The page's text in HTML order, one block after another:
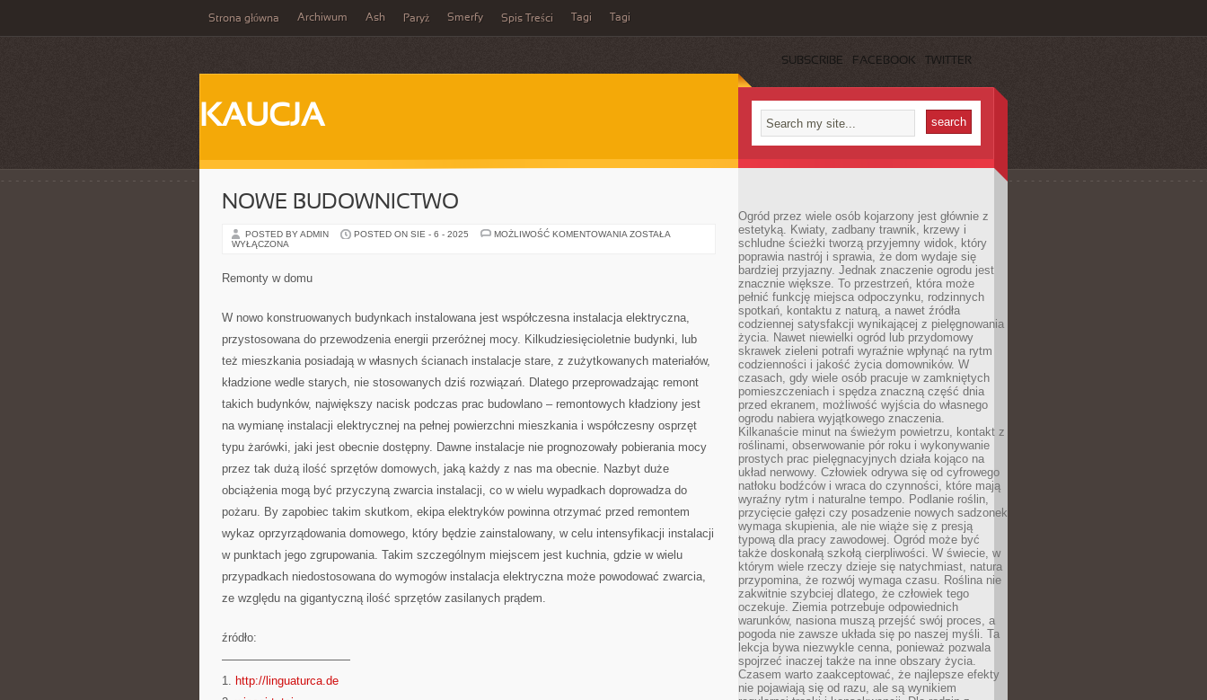
Strona główna Archiwum Ash Paryż Smerfy Spis Treści Tagi Tagi
SUBSCRIBE FACEBOOK TWITTER
KAUCJA
NOWE BUDOWNICTWO
POSTED BY ADMIN POSTED ON SIE - 6 - 2025 MOŻLIWOŚĆ KOMENTOWANIA NOWE
ZOSTAŁA
WYŁĄCZONA
Remonty w domu
W nowo konstruowanych budynkach instalowana jest współczesna instalacja elektryczna,
przystosowana do przewodzenia energii przeróżnej mocy. Kilkudziesięcioletnie budynki, lub
też mieszkania posiadają w własnych ścianach instalacje stare, z zużytkowanych materiałów,
kładzione wedle starych, nie stosowanych dziś rozwiązań. Dlatego przeprowadzając remont
takich budynków, największy nacisk podczas prac budowlano – remontowych kładziony jest
na wymianę instalacji elektrycznej na pełnej powierzchni mieszkania i współczesny osprzęt
typu żarówki, jaki jest obecnie dostępny. Dawne instalacje nie prognozowały pobierania mocy
przez tak dużą ilość sprzętów domowych, jaką każdy z nas ma obecnie. Nazbyt duże
obciążenia mogą być przyczyną zwarcia instalacji, co w wielu wypadkach doprowadza do
pożaru. By zapobiec takim skutkom, ekipa elektryków powinna otrzymać przed remontem
wykaz oprzyrządowania domowego, który będzie zainstalowany, w celu intensyfikacji instalacji
w punktach jego zgrupowania. Takim szczególnym miejscem jest kuchnia, gdzie w wielu
przypadkach niedostosowana do wymogów instalacja elektryczna może powodować zwarcia,
ze względu na gigantyczną ilość sprzętów zasilanych prądem.
źródło:
———————————
1. http://linguaturca.de
Ogród przez wiele osób kojarzony jest głównie z
estetyką. Kwiaty, zadbany trawnik, krzewy i
schludne ścieżki tworzą przyjemny widok, który
poprawia nastrój i sprawia, że dom wydaje się
bardziej przyjazny. Jednak znaczenie ogrodu jest
znacznie większe. To przestrzeń, która może
pełnić funkcję miejsca odpoczynku, rodzinnych
spotkań, kontaktu z naturą, a nawet źródła
codziennej satysfakcji wynikającej z pielęgnowania
życia. Nawet niewielki ogród lub przydomowy
skrawek zieleni potrafi wyraźnie wpłynąć na rytm
codzienności i jakość życia domowników. W
czasach, gdy wiele osób pracuje w zamkniętych
pomieszczeniach i spędza znaczną część dnia
przed ekranem, możliwość wyjścia do własnego
ogrodu nabiera wyjątkowego znaczenia.
Kilkanaście minut na świeżym powietrzu, kontakt z
roślinami, obserwowanie pór roku i wykonywanie
prostych prac pielęgnacyjnych działa kojąco na
układ nerwowy. Człowiek odrywa się od cyfrowego
natłoku bodźców i wraca do czynności, które mają
wyraźny rytm i naturalne tempo. Podlanie roślin,
przycięcie gałęzi czy posadzenie nowych sadzonek
wymaga skupienia, ale nie wiąże się z presją
typową dla pracy zawodowej. Ogród może być
także doskonałą szkołą cierpliwości. W świecie, w
którym wiele rzeczy dzieje się natychmiast, natura
przypomina, że rozwój wymaga czasu. Roślina nie
zakwitnie szybciej dlatego, że człowiek tego
oczekuje. Ziemia potrzebuje odpowiednich
warunków, nasiona muszą przejść swój proces, a
pogoda nie zawsze układa się po naszej myśli. Ta
lekcja bywa niezwykle cenna, ponieważ pozwala
spojrzeć inaczej także na inne obszary życia.
Czasem warto zaakceptować, że najlepsze efekty
nie pojawiają się od razu, ale są wynikiem